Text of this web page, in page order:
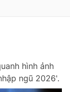
hình ảnh
ngũ 2026'.